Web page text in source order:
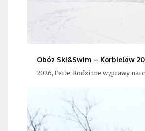
Obóz Ski&Swim – Korbielów
2026, Ferie, Rodzinne wyprawy